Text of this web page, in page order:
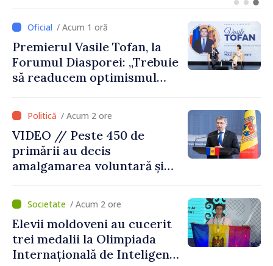
despre parcursul european
al Republicii Moldova.
/ Acum 1 oră
Premierul Vasile Tofan, la
Forumul Diasporei: „Trebuie
să readucem optimismul
Republica Moldova merge în
direcția corectă”
/ Acum 2 ore
VIDEO // Peste 450 de
primării au decis
amalgamarea voluntară și
pentru investiții. Igor
Grosu: „Este important să
depășim blocajele și să dăm o
șansă localităților să se
dezvolte”
/ Acum 2 ore
Elevii moldoveni au cucerit
trei medalii la Olimpiada
Internațională de Inteligență